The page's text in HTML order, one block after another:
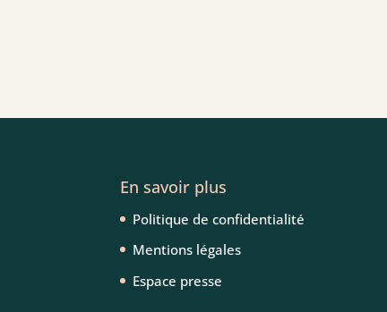
En savoir plus
Politique de confidentialité
Mentions légales
Espace presse